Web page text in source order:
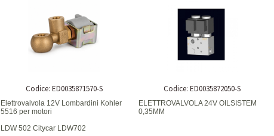
Codice: ED0035871570-S
Elettrovalvola 12V Lombardini Kohler
5516 per motori
LDW 502 Citycar LDW702
Codice: ED0035872050-S
ELETTROVALVOLA 24V OILSISTEM
0,35MM